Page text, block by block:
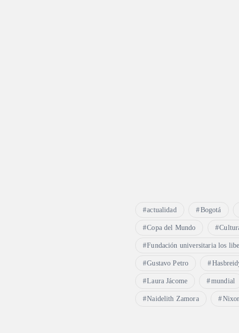
actualidad Bogotá
Copa del Mundo
Fundación universitaria los
Gustavo Petro
Laura Jácome mundial
Naidelith Zamora